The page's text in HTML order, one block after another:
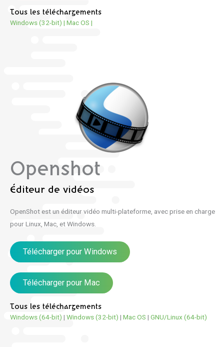
Tous les téléchargements
Windows (32-bit) | Mac OS |
Openshot
Éditeur de vidéos
OpenShot est un éditeur vidéo multi-plateforme, avec prise en charge
pour Linux, Mac, et Windows.
Télécharger pour Windows
Télécharger pour Mac
Tous les téléchargements
Windows (64-bit) | Windows (32-bit) | Mac OS | GNU/Linux (64-bit)